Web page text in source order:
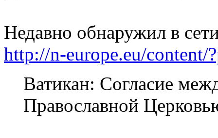
Недавно обнаружил в
http://n-europe.eu/content/
Ватикан: Согласие
Православной